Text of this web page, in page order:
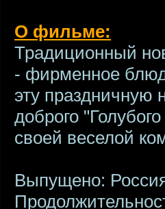
О фильме:
Традиционный
- фирменное
эту праздничную
доброго
своей веселой
Выпущено: